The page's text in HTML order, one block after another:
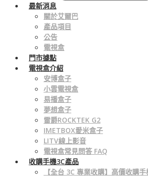
最新消息
關於艾爾巴
產品項目
公告
電視盒
門市據點
電視盒介紹
安博盒子
小雲電視盒
易播盒子
夢想盒子
雷爵ROCKTEK G2
IMETBOX愛米盒子
LITV線上影音
電視盒常見問答 FAQ
收購手機3C產品
【全台 3C 專業收購】高價收購